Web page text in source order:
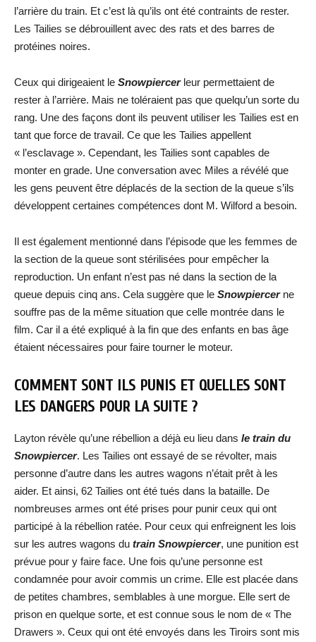
l’arrière du train. Et c’est là qu’ils ont été contraints de rester.
Les Tailies se débrouillent avec des rats et des barres de
protéines noires.
Ceux qui dirigeaient le Snowpiercerleur permettaient de
rester à l’arrière. Mais ne toléraient pas que quelqu’un sorte du
rang. Une des façons dont ils peuvent utiliser les Tailies est en
tant que force de travail. Ce que les Tailies appellent
« l’esclavage ». Cependant, les Tailies sont capables de
monter en grade. Une conversation avec Miles a révélé que
les gens peuvent être déplacés de la section de la queue s’ils
développent certaines compétences dont M. Wilford a besoin.
Il est également mentionné dans l’épisode que les femmes de
la section de la queue sont stérilisées pour empêcher la
reproduction. Un enfant n’est pas né dans la section de la
queue depuis cinq ans. Cela suggère que le Snowpiercerne
souffre pas de la même situation que celle montrée dans le
film. Car il a été expliqué à la fin que des enfants en bas âge
étaient nécessaires pour faire tourner le moteur.
COMMENT SONT ILS PUNIS ET QUELLES SONT
LES DANGERS POUR LA SUITE ?
Layton révèle qu’une rébellion a déjà eu lieu dans le train du
Snowpiercer. Les Tailies ont essayé de se révolter, mais
personne d’autre dans les autres wagons n’était prêt à les
aider. Et ainsi, 62 Tailies ont été tués dans la bataille. De
nombreuses armes ont été prises pour punir ceux qui ont
participé à la rébellion ratée. Pour ceux qui enfreignent les lois
sur les autres wagons du train Snowpiercer, une punition est
prévue pour y faire face. Une fois qu’une personne est
condamnée pour avoir commis un crime. Elle est placée dans
de petites chambres, semblables à une morgue. Elle sert de
prison en quelque sorte, et est connue sous le nom de « The
Drawers ». Ceux qui ont été envoyés dans les Tiroirs sont mis